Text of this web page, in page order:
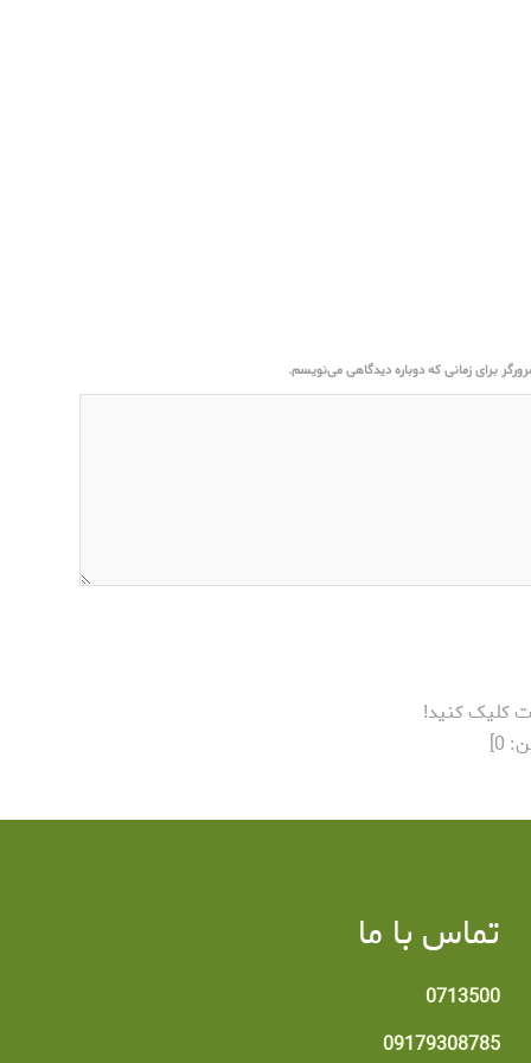
برای زمانی که دوباره دیدگاهی می‌نویسم.
کلیک کنید!
0
]
تماس با ما
0713500
09179308785